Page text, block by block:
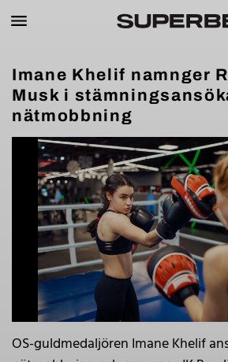
Imane Khelif namnger
Musk i
nätmobbning
OS-guldmedaljören Imane Khelif